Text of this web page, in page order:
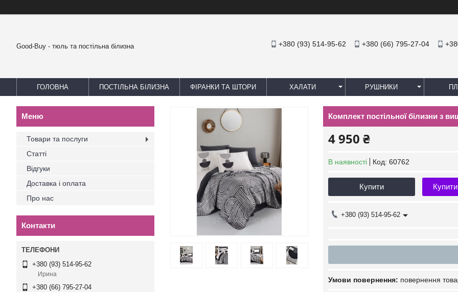
Good-Buy - тюль та постільна білизна +380 (93) 514-95-62 +380 (66) 795-27-04
ГОЛОВНА ПОСТІЛЬНА БІЛИЗНА ФІРАНКИ ТА ШТОРИ ХАЛАТИ РУШНИКИ
Комплект постільної білизни з
4 950 ₴
В наявності Код: 60762
Купити
+380 (93) 514-95-62
повернення
Товари та послуги
Статті
Відгуки
Доставка і оплата
Про нас
Контакти
+380 (93) 514-95-62
Ирина
+380 (66) 795-27-04